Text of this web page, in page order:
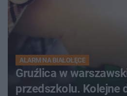
ALARM NA BIAŁOŁĘCE
Gruźlica w
przedszkolu. Kolejne